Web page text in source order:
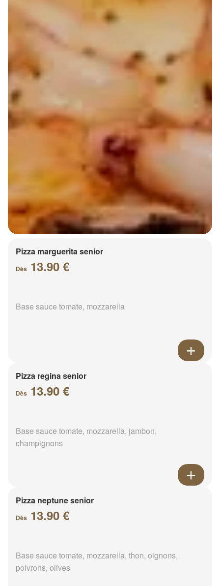
Pizza marguerita senior
Dès 13.90 €
Base sauce tomate, mozzarella
Pizza regina senior
Dès 13.90 €
Base sauce tomate, mozzarella, jambon,
champignons
Pizza neptune senior
Dès 13.90 €
Base sauce tomate, mozzarella, thon, oignons,
poivrons, olives